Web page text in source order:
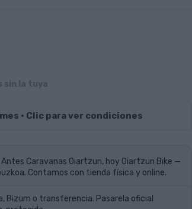
· Clic para ver condiciones
Antes Caravanas Oiartzun, hoy Oiartzun Bike —
Contamos con tienda física y online.
Bizum o transferencia. Pasarela oficial